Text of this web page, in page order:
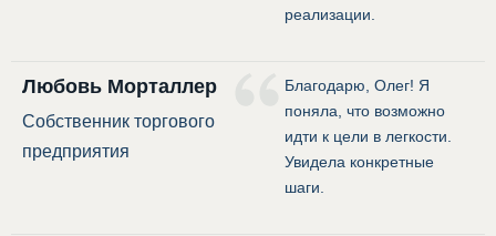
реализации.
Любовь Морталлер
Собственник торгового
предприятия
Благодарю, Олег! Я
поняла, что возможно
идти к цели в легкости.
Увидела конкретные
шаги.